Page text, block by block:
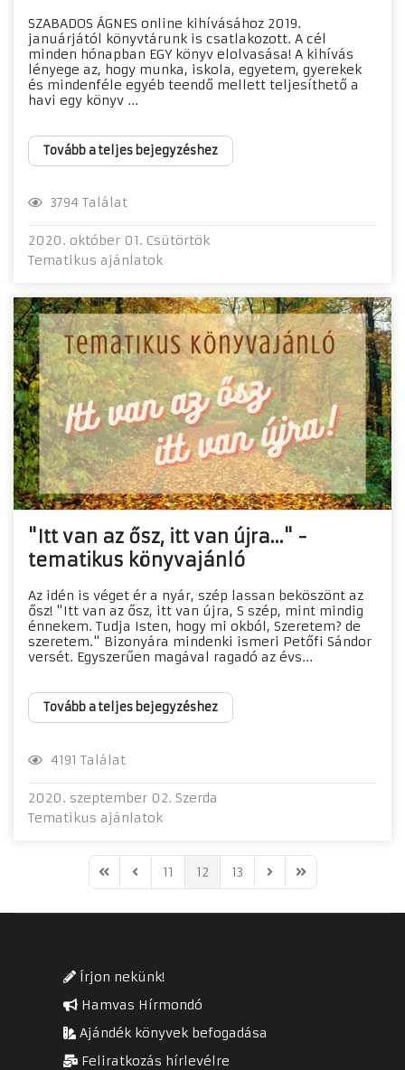
SZABADOS ÁGNES online kihívásához 2019.
januárjától könyvtárunk is csatlakozott. A cél
minden hónapban EGY könyv elolvasása! A kihívás
lényege az, hogy munka, iskola, egyetem, gyerekek
és mindenféle egyéb teendő mellett teljesíthető a
havi egy könyv ...
Tovább a teljes bejegyzéshez
3794 Találat
2020. október 01. Csütörtök
Tematikus ajánlatok
"Itt van az ősz, itt van újra..." -
tematikus könyvajánló
Az idén is véget ér a nyár, szép lassan beköszönt az
ősz! "Itt van az ősz, itt van újra, S szép, mint mindig
énnekem. Tudja Isten, hogy mi okból, Szeretem? de
szeretem." Bizonyára mindenki ismeri Petőfi Sándor
versét. Egyszerűen magával ragadó az évs...
Tovább a teljes bejegyzéshez
4191 Találat
2020. szeptember 02. Szerda
Tematikus ajánlatok
First PagePrevious Page
11 12 13 Next PageLast Page
Írjon nekünk!
Hamvas Hírmondó
Ajándék könyvek befogadása
Feliratkozás hírlevélre